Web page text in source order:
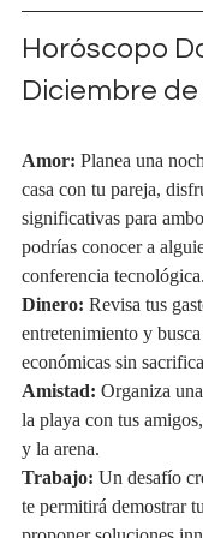
Horóscopo
Diciembre de
Amor: Planea una
casa con tu pareja,
significativas para
podrías conocer a
conferencia tecnológica.
Dinero: Revisa tus
entretenimiento y
económicas sin
Amistad: Organiza
la playa con tus
y la arena.
Trabajo: Un desafío
te permitirá demostrar